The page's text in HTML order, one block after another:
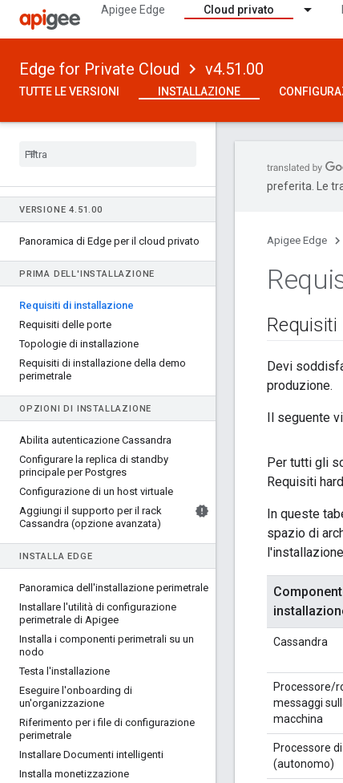
Apigee Edge Cloud privato
Edge for Private Cloud v4.51.00
TUTTE LE VERSIONI INSTALLAZIONE
VERSIONE 4. 51 .00
Panoramica di Edge per il cloud privato
PRIMA DELL'INSTALLAZIONE
Requisiti di installazione
Requisiti delle porte
Topologie di installazione
Requisiti di installazione della demo
perimetrale
OPZIONI DI INSTALLAZIONE
Abilita autenticazione Cassandra
Configurare la replica di standby
principale per Postgres
Configurazione di un host virtuale
Aggiungi il supporto per il rack
Cassandra (opzione avanzata)
INSTALLA EDGE
Panoramica dell'installazione perimetrale
Installare l'utilità di configurazione
perimetrale di Apigee
Installa i componenti perimetrali su un
nodo
Testa l'installazione
Eseguire l'onboarding di
un'organizzazione
Riferimento per i file di configurazione
perimetrale
Installare Documenti intelligenti
Installa monetizzazione
preferita. Le
Apigee Edge
Requisiti
Devi
produzione.
Il seguente
Per tutti gli
Requisiti
In queste
spazio di
Cassandra
Processore/
messaggi
macchina
Processore
(autonomo)